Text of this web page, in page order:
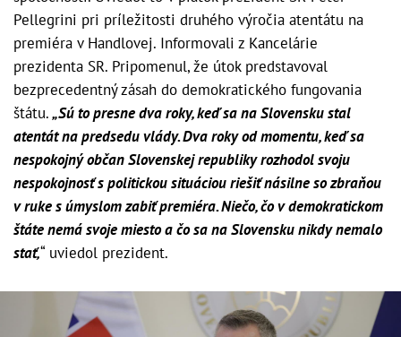
Pellegrini pri príležitosti druhého výročia atentátu na
premiéra v Handlovej. Informovali z Kancelárie
prezidenta SR. Pripomenul, že útok predstavoval
bezprecedentný zásah do demokratického fungovania
štátu.„Sú to presne dva roky, keď sa na Slovensku stal
atentát na predsedu vlády. Dva roky od momentu, keď sa
nespokojný občan Slovenskej republiky rozhodol svoju
nespokojnosť s politickou situáciou riešiť násilne so zbraňou
v ruke s úmyslom zabiť premiéra. Niečo, čo v demokratickom
štáte nemá svoje miesto a čo sa na Slovensku nikdy nemalo
stať,“ uviedol prezident.